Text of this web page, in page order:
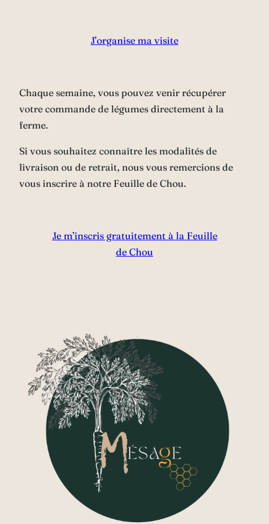
J’organise ma visite
Chaque semaine, vous pouvez venir récupérer
votre commande de légumes directement à la
ferme.
Si vous souhaitez connaître les modalités de
livraison ou de retrait, nous vous remercions de
vous inscrire à notre Feuille de Chou.
Je m’inscris gratuitement à la Feuille
de Chou